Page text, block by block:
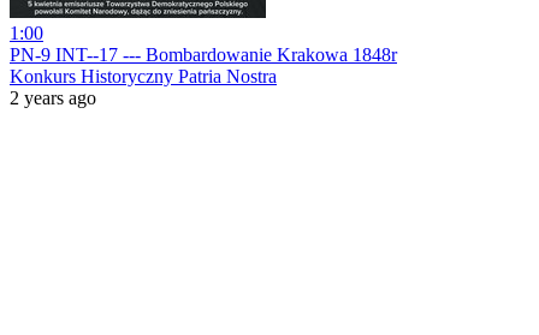
1:00
PN-9 INT--17 --- Bombardowanie Krakowa 1848r
Konkurs Historyczny Patria Nostra
2 years ago